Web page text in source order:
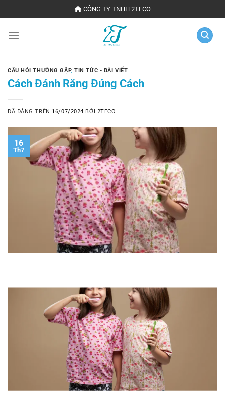
đến
nội
CÔNG TY TNHH 2TECO
CÂU HỎI THƯỜNG GẶP,TIN TỨC - BÀI VIẾT
Cách Đánh Răng Đúng Cách
ĐÃ ĐĂNG TRÊN 16/07/2024 BỞI 2TECO
16
Th7